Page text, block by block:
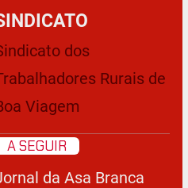
dos
Rurais de
Viagem
A SEGUIR
da Asa Branca